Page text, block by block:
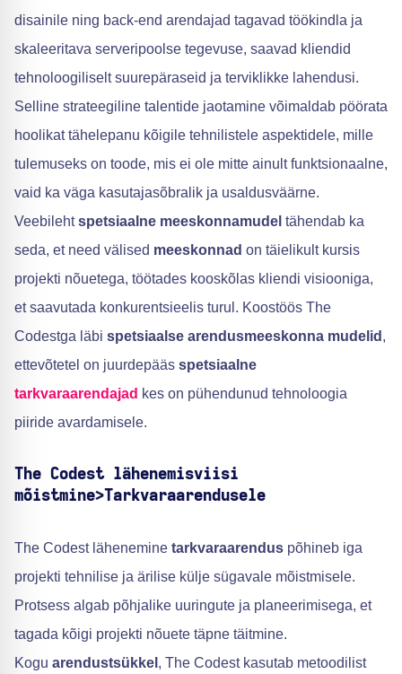
disainile ning back-end arendajad tagavad töökindla ja
skaleeritava serveripoolse tegevuse, saavad kliendid
tehnoloogiliselt suurepäraseid ja terviklikke lahendusi.
Selline strateegiline talentide jaotamine võimaldab pöörata
hoolikat tähelepanu kõigile tehnilistele aspektidele, mille
tulemuseks on toode, mis ei ole mitte ainult funktsionaalne,
vaid ka väga kasutajasõbralik ja usaldusväärne.
Veebilehtspetsiaalne meeskonnamudel tähendab ka
seda, et need välised meeskonnad on täielikult kursis
projekti nõuetega, töötades kooskõlas kliendi visiooniga,
et saavutada konkurentsieelis turul. Koostöös The
Codestga läbi spetsiaalse arendusmeeskonna mudelid ,
ettevõtetel on juurdepääs spetsiaalne
tarkvaraarendajad kes on pühendunud tehnoloogia
piiride avardamisele.
The Codest lähenemisviisi
mõistmine>Tarkvaraarendusele
The Codest lähenemine tarkvaraarendus põhineb iga
projekti tehnilise ja ärilise külje sügavale mõistmisele.
Protsess algab põhjalike uuringute ja planeerimisega, et
tagada kõigi projekti nõuete täpne täitmine.
Kogu arendustsükkel , The Codest kasutab metoodilist